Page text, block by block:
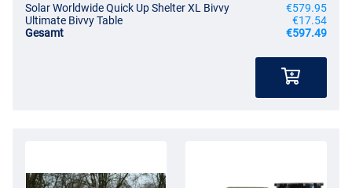
Solar Worldwide Quick Up Shelter XL Bivvy
€579.95
Ultimate Bivvy Table
€17.54
Gesamt
€597.49